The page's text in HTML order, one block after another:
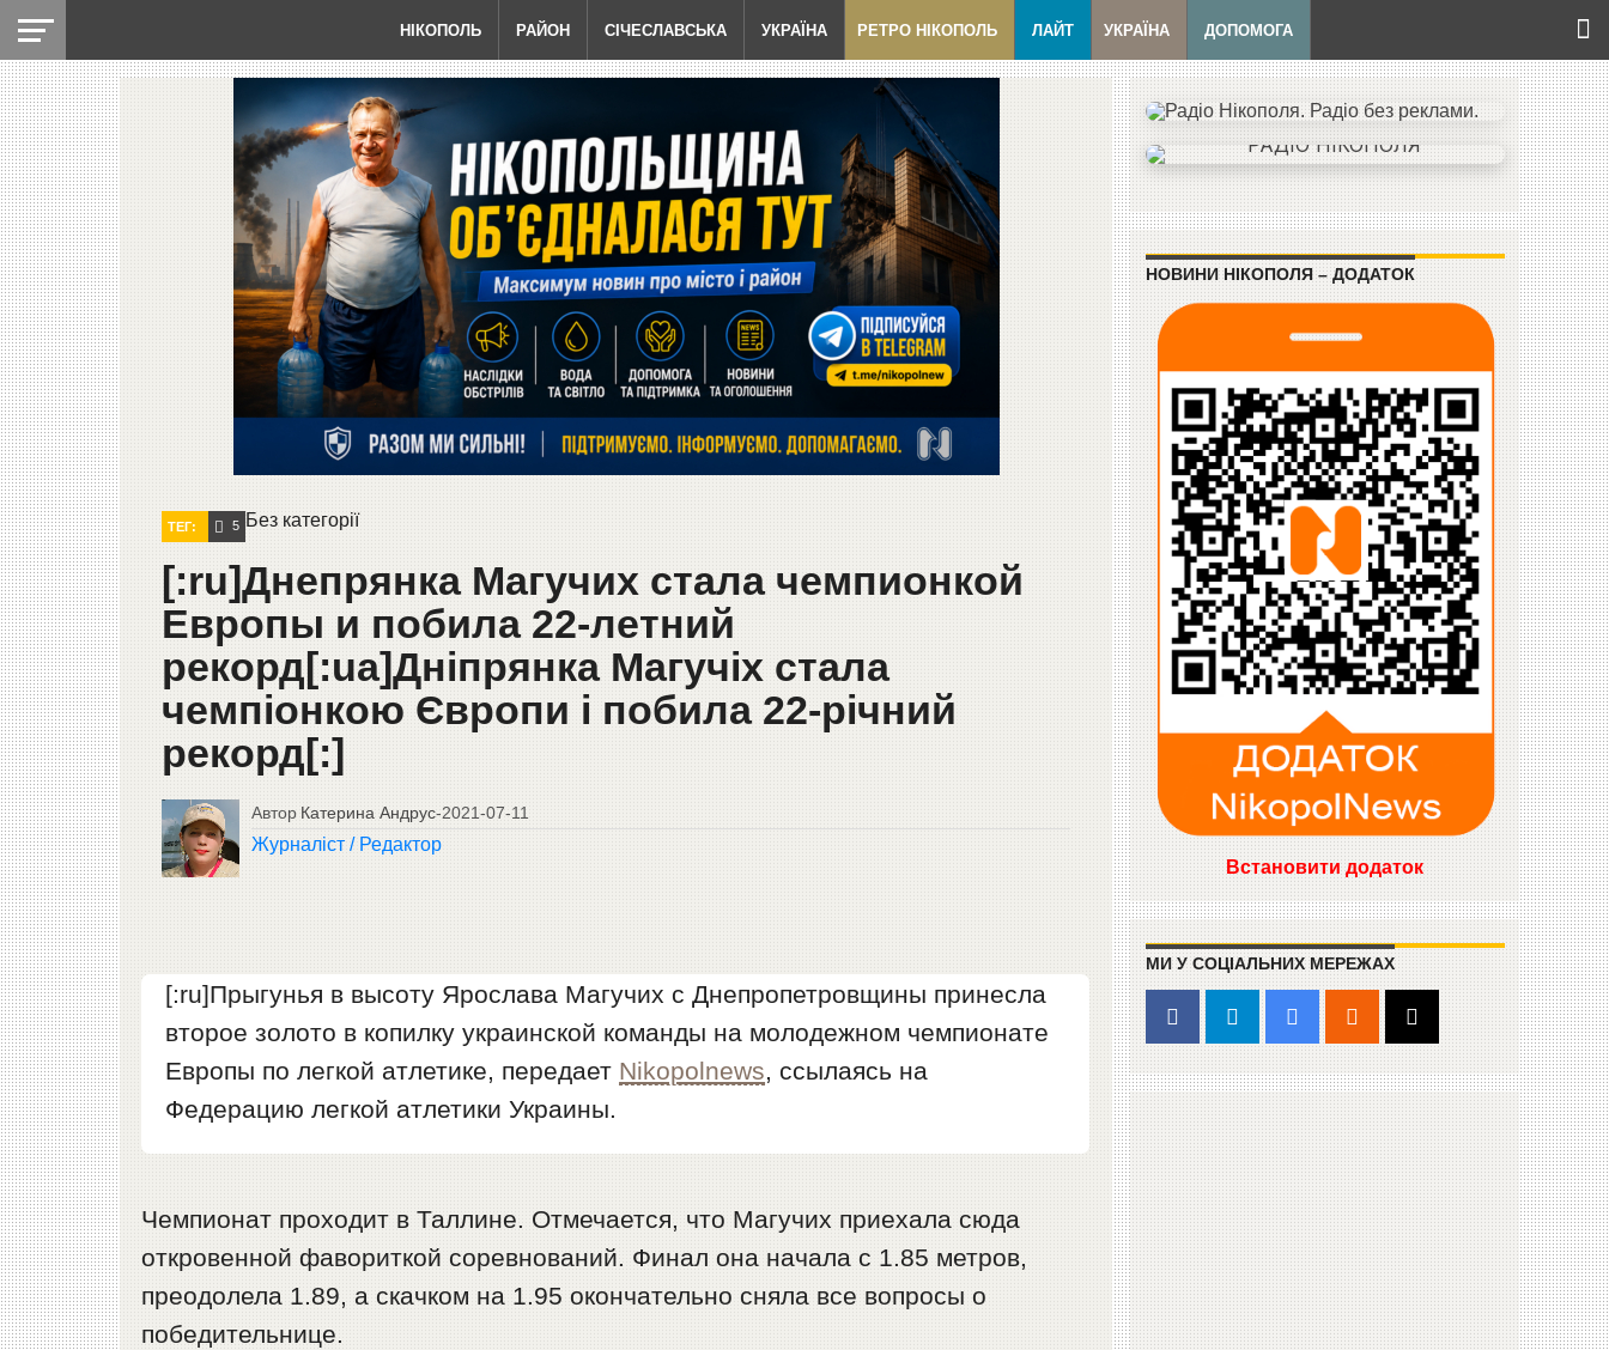
НІКОПОЛЬ РАЙОН СІЧЕСЛАВСЬКА УКРАЇНА РЕТРО НІКОПОЛЬ ЛАЙТ УКРАЇНА ДОПОМОГА
Без категорії
ТЕГ: 5
[:ru]Днепрянка Магучих стала чемпионкой
Европы и побила 22-летний
рекорд[:ua]Дніпрянка Магучіх стала
чемпіонкою Європи і побила 22-річний
рекорд[:]
Автор Катерина Андрус-2021-07-11
Журналіст / Редактор
[:ru]Прыгунья в высоту Ярослава Магучих с Днепропетровщины принесла
второе золото в копилку украинской команды на молодежном чемпионате
Европы по легкой атлетике, передает Nikopolnews, ссылаясь на
Федерацию легкой атлетики Украины.
Чемпионат проходит в Таллине. Отмечается, что Магучих приехала сюда
откровенной фавориткой соревнований. Финал она начала с 1.85 метров,
преодолела 1.89, а скачком на 1.95 окончательно сняла все вопросы о
победительнице.
НОВИНИ НІКОПОЛЯ – ДОДАТОК
Встановити додаток
МИ У СОЦІАЛЬНИХ МЕРЕЖАХ